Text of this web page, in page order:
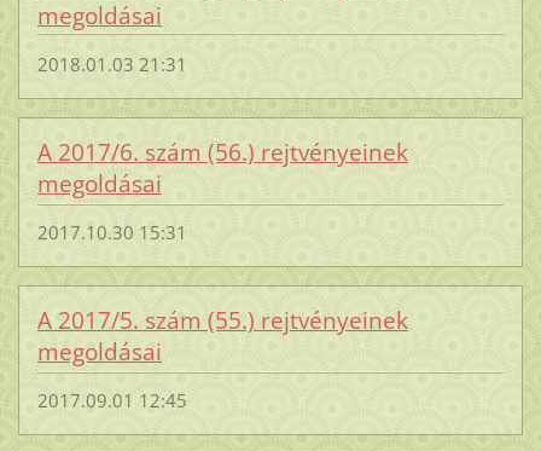
megoldásai
2018.01.03 21:31
A 2017/6. szám (56.) rejtvényeinek
megoldásai
2017.10.30 15:31
A 2017/5. szám (55.) rejtvényeinek
megoldásai
2017.09.01 12:45